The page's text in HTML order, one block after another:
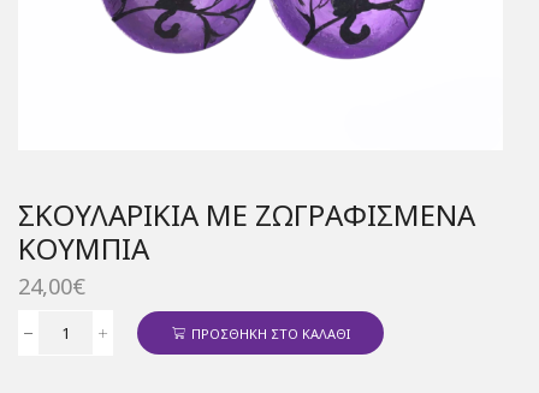
ΣΚΟΥΛΑΡΊΚΙΑ ΜΕ ΖΩΓΡΑΦΙΣΜΈΝΑ
ΚΟΥΜΠΙΆ
24,00€
Σκουλαρίκια
ΠΡΟΣΘΉΚΗ ΣΤΟ ΚΑΛΆΘΙ